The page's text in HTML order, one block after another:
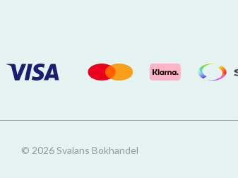
© 2026 Svalans Bokhandel